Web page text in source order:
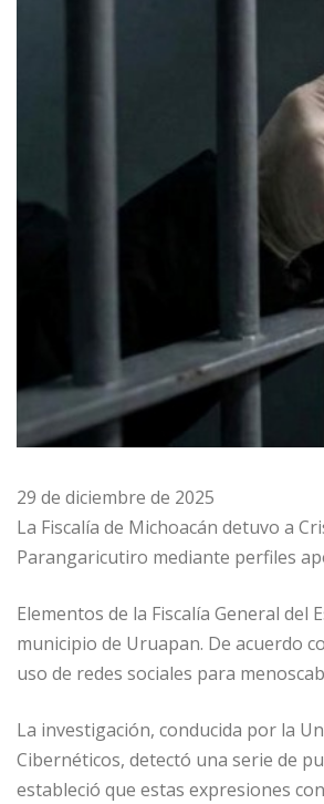
29 de diciembre de 2025
La Fiscalía de Michoacán detuvo a
Parangaricutiro mediante perfiles
Elementos de la Fiscalía General
municipio de Uruapan. De acuerdo
uso de redes sociales para
La investigación, conducida por la
Cibernéticos, detectó una serie de
estableció que estas expresiones